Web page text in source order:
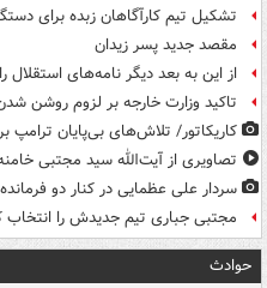
تشکیل تیم کارآگاهان زبده برای
مقصد جدید پسر زیدان
از این به بعد دیگر نامه‌های استقلال
تاکید وزارت خارجه بر لزوم روشن
کاریکاتور/ تلاش‌های بی‌پایان ترامپ
تصاویری از آیت‌الله سید مجتبی
سردار علی عظمایی در کنار دو
مجتبی جباری تیم جدیدش را انتخاب
حوادث